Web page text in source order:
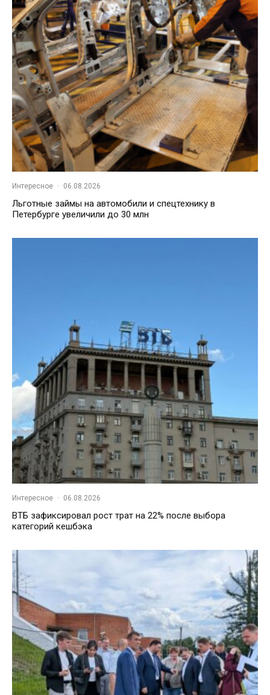
Интересное · 06.08.2026
Льготные займы на автомобили и спецтехнику в
Петербурге увеличили до 30 млн
Интересное · 06.08.2026
ВТБ зафиксировал рост трат на 22% после выбора
категорий кешбэка